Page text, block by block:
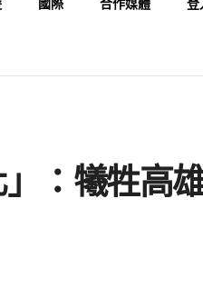
國際 合作媒體 登
：犧牲高